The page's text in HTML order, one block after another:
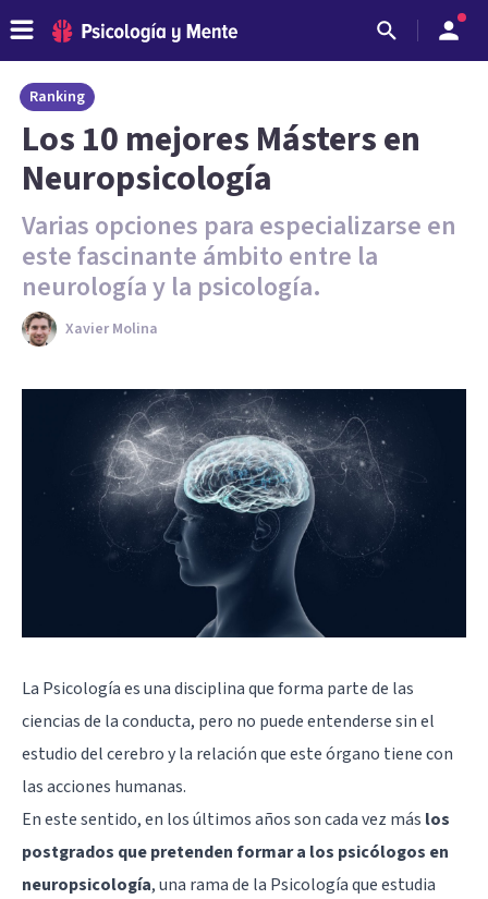
Ranking
Los 10 mejores Másters en
Neuropsicología
Varias opciones para especializarse en
este fascinante ámbito entre la
neurología y la psicología.
Xavier Molina
La Psicología es una disciplina que forma parte de las
ciencias de la conducta, pero no puede entenderse sin el
estudio del cerebro y la relación que este órgano tiene con
las acciones humanas.
En este sentido, en los últimos años son cada vez más los
postgrados que pretenden formar a los psicólogos en
neuropsicología, una rama de la Psicología que estudia